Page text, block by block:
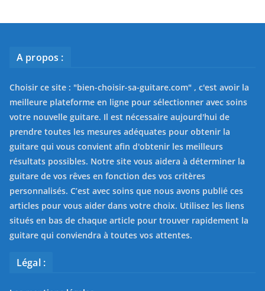
A propos :
Choisir ce site : "bien-choisir-sa-guitare.com" , c'est avoir la
meilleure plateforme en ligne pour sélectionner avec soins
votre nouvelle guitare. Il est nécessaire aujourd'hui de
prendre toutes les mesures adéquates pour obtenir la
guitare qui vous convient afin d'obtenir les meilleurs
résultats possibles. Notre site vous aidera à déterminer la
guitare de vos rêves en fonction des vos critères
personnalisés. C’est avec soins que nous avons publié ces
articles pour vous aider dans votre choix. Utilisez les liens
situés en bas de chaque article pour trouver rapidement la
guitare qui conviendra à toutes vos attentes.
Légal :